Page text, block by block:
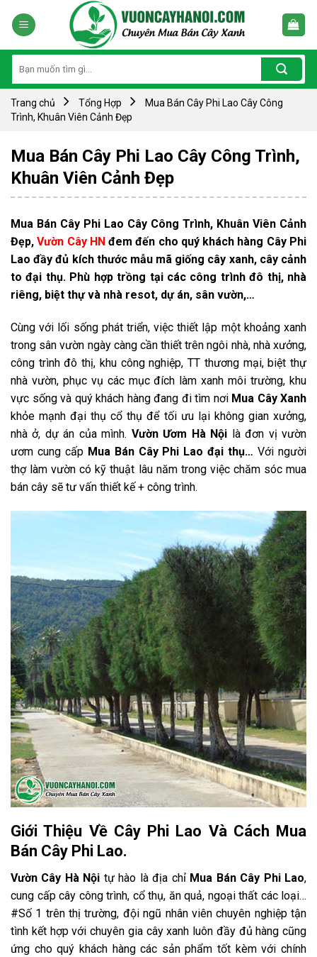
kiếm:
Trang chủ Tổng Hợp
Mua Bán Cây Phi Lao Cây Công
Trình, Khuân Viên Cảnh Đẹp
Mua Bán Cây Phi Lao Cây Công Trình,
Khuân Viên Cảnh Đẹp
Mua Bán Cây Phi Lao Cây Công Trình, Khuân Viên Cảnh
Đẹp, Vườn Cây HNđem đến cho quý khách hàng Cây Phi
Lao đầy đủ kích thước mẫu mã giống cây xanh, cây cảnh
to đại thụ. Phù hợp trồng tại các công trình đô thị, nhà
riêng, biệt thự và nhà resot, dự án, sân vườn,…
Cùng với lối sống phát triển, việc thiết lập một khoảng xanh
trong sân vườn ngày càng cần thiết trên ngôi nhà, nhà xưởng,
công trình đô thị, khu công nghiệp, TT thương mại, biệt thự
nhà vườn, phục vụ các mục đích làm xanh môi trường, khu
vực sống và quý khách hàng đang đi tìm nơi Mua Cây Xanh
khỏe mạnh đại thụ cổ thụ để tối ưu lại không gian xưởng,
nhà ở, dự án của mình. Vườn Ươm Hà Nội là đơn vị vườn
ươm cung cấp Mua Bán Cây Phi Lao đại thụ…Với người
thợ làm vườn có kỹ thuật lâu năm trong việc chăm sóc mua
bán cây sẽ tư vấn thiết kế + công trình.
Giới Thiệu Về Cây Phi Lao Và Cách Mua
Bán Cây Phi Lao.
Vườn Cây Hà Nội tự hào là địa chỉ Mua Bán Cây Phi Lao,
cung cấp cây công trình, cổ thụ, ăn quả, ngoại thất các loại…
#Số 1 trên thị trường, đội ngũ nhân viên chuyên nghiệp tận
tình kết hợp với chuyên gia cây xanh luôn đầy đủ hàng cũng
ứng cho quý khách hàng các sản phẩm tốt kèm với chính